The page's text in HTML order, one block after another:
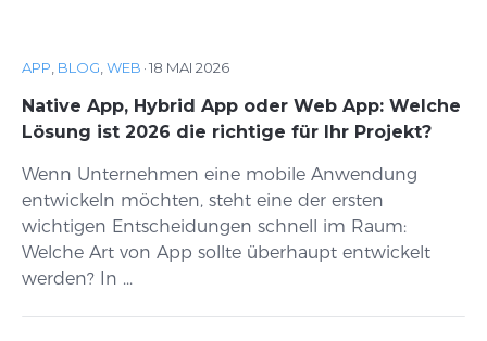
APP BLOG WEB ·18 MAI 2026
Native App, Hybrid App oder Web App: Welche
Lösung ist 2026 die richtige für Ihr Projekt?
Wenn Unternehmen eine mobile Anwendung
entwickeln möchten, steht eine der ersten
wichtigen Entscheidungen schnell im Raum:
Welche Art von App sollte überhaupt entwickelt
werden? In ...